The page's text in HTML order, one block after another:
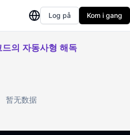
Log på Kom i gang
의 자동사형 해독
暂无数据